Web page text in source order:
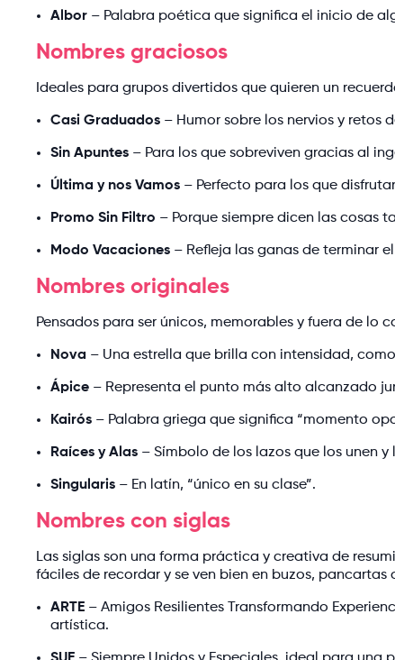
Albor – Palabra poética que significa el inicio de
Nombres graciosos
Ideales para grupos divertidos que quieren un
Casi Graduados – Humor sobre los nervios y retos
Sin Apuntes – Para los que sobreviven gracias al
Última y nos Vamos – Perfecto para los que
Promo Sin Filtro – Porque siempre dicen las cosas
Modo Vacaciones – Refleja las ganas de terminar
Nombres originales
Pensados para ser únicos, memorables y fuera de lo
Nova – Una estrella que brilla con intensidad,
Ápice – Representa el punto más alto alcanzado
Kairós – Palabra griega que significa “momento
Raíces y Alas – Símbolo de los lazos que los unen
Singularis – En latín, “único en su clase”.
Nombres con siglas
Las siglas son una forma práctica y creativa de
fáciles de recordar y se ven bien en buzos, pancartas
ARTE – Amigos Resilientes Transformando
artística.